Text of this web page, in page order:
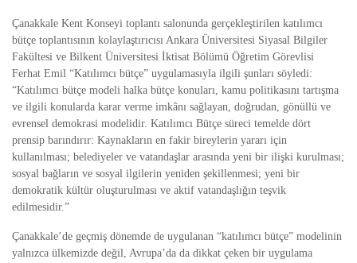
Çanakkale Kent Konseyi toplantı salonunda gerçekleştirilen katılımcı
bütçe toplantısının kolaylaştırıcısı Ankara Üniversitesi Siyasal Bilgiler
Fakültesi ve Bilkent Üniversitesi İktisat Bölümü Öğretim Görevlisi
Ferhat Emil “Katılımcı bütçe” uygulamasıyla ilgili şunları söyledi:
“Katılımcı bütçe modeli halka bütçe konuları, kamu politikasını tartışma
ve ilgili konularda karar verme imkânı sağlayan, doğrudan, gönüllü ve
evrensel demokrasi modelidir. Katılımcı Bütçe süreci temelde dört
prensip barındırır: Kaynakların en fakir bireylerin yararı için
kullanılması; belediyeler ve vatandaşlar arasında yeni bir ilişki kurulması;
sosyal bağların ve sosyal ilgilerin yeniden şekillenmesi; yeni bir
demokratik kültür oluşturulması ve aktif vatandaşlığın teşvik
edilmesidir.”
Çanakkale’de geçmiş dönemde de uygulanan “katılımcı bütçe” modelinin
yalnızca ülkemizde değil, Avrupa’da da dikkat çeken bir uygulama